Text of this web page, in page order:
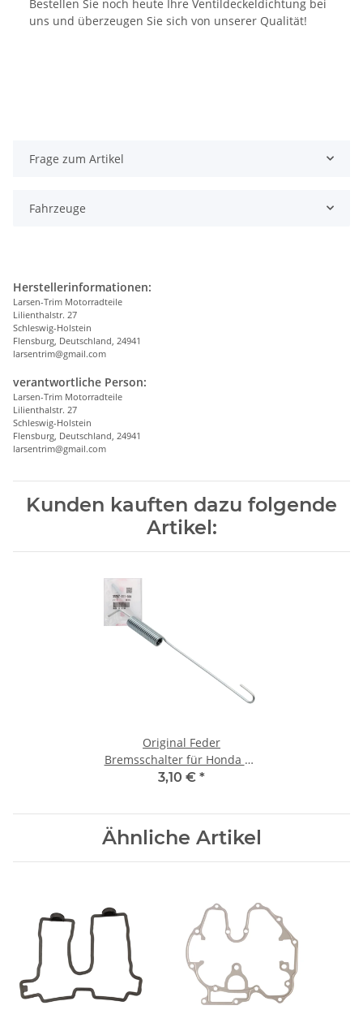
Bestellen Sie noch heute Ihre Ventildeckeldichtung bei
uns und überzeugen Sie sich von unserer Qualität!
Frage zum Artikel
Fahrzeuge
Herstellerinformationen:
Larsen-Trim Motorradteile
Lilienthalstr. 27
Schleswig-Holstein
Flensburg, Deutschland, 24941
larsentrim@gmail.com
verantwortliche Person:
Larsen-Trim Motorradteile
Lilienthalstr. 27
Schleswig-Holstein
Flensburg, Deutschland, 24941
larsentrim@gmail.com
Kunden kauften dazu folgende
Artikel:
Original Feder
Bremsschalter für Honda CB
350 500 550 # 71-78 #
3,10 € *
Ähnliche Artikel